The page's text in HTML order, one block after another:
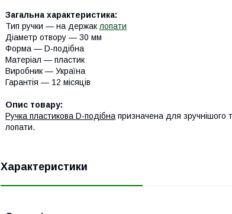
Загальна характеристика:
Тип ручки — на держак лопати
Діаметр отвору — 30 мм
Форма — D-подібна
Матеріал — пластик
Виробник — Україна
Гарантія — 12 місяців
Опис товару:
Ручка пластикова D-подібна призначена для зручнішого
лопати.
Характеристики